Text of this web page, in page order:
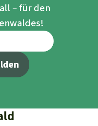
– für den